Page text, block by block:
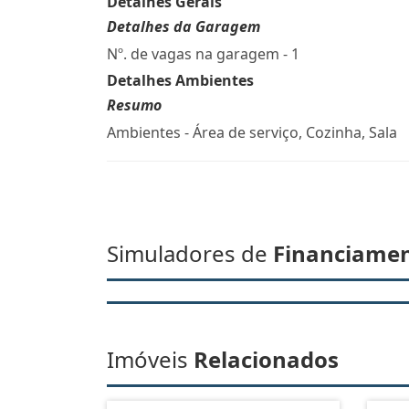
Detalhes da Garagem
Nº. de vagas na garagem - 1
Detalhes Ambientes
Resumo
Ambientes - Área de serviço, Cozinha, Sala
Simuladores de
Imóveis Relacionados